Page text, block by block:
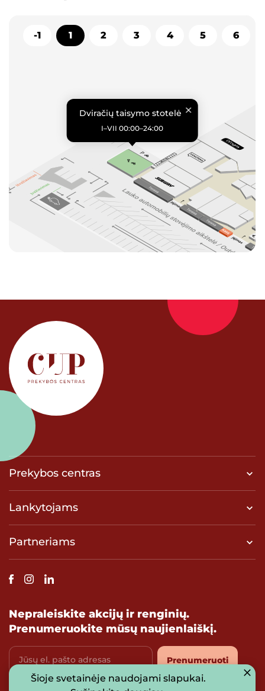
Dviračių taisymo stotelė
I–VII 00:00–24:00
6
5
4
3
2
1
-1
Prekybos centras
Lankytojams
Partneriams
Nepraleiskite akcijų ir renginių.
Prenumeruokite mūsų naujienlaiškį.
Jūsų el. pašto adresas Prenumeruoti
Šioje svetainėje naudojami slapukai.